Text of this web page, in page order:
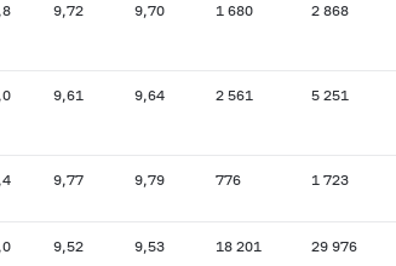
9,72 9,70 1 680 2 868
9,61 9,64 2 561 5 251
9,77 9,79 776 1 723
9,52 9,53 18 201 29 976